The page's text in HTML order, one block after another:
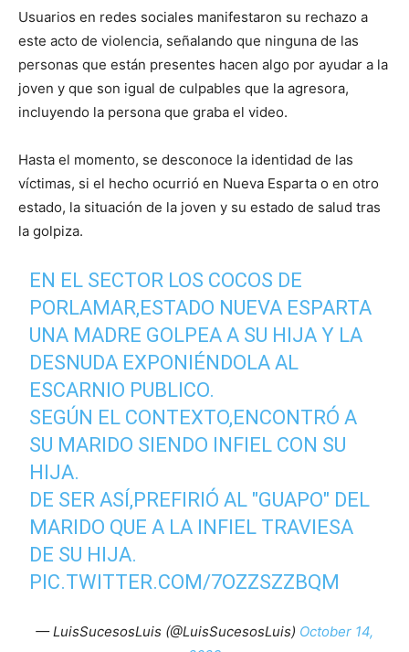
Usuarios en redes sociales manifestaron su rechazo a
este acto de violencia, señalando que ninguna de las
personas que están presentes hacen algo por ayudar a la
joven y que son igual de culpables que la agresora,
incluyendo la persona que graba el video.
Hasta el momento, se desconoce la identidad de las
víctimas, si el hecho ocurrió en Nueva Esparta o en otro
estado, la situación de la joven y su estado de salud tras
la golpiza.
EN EL SECTOR LOS COCOS DE
PORLAMAR,ESTADO NUEVA ESPARTA
UNA MADRE GOLPEA A SU HIJA Y LA
DESNUDA EXPONIÉNDOLA AL
ESCARNIO PUBLICO.
SEGÚN EL CONTEXTO,ENCONTRÓ A
SU MARIDO SIENDO INFIEL CON SU
HIJA.
DE SER ASÍ,PREFIRIÓ AL "GUAPO" DEL
MARIDO QUE A LA INFIEL TRAVIESA
DE SU HIJA.
PIC.TWITTER.COM/7OZZSZZBQM
— LuisSucesosLuis (@LuisSucesosLuis) October 14,